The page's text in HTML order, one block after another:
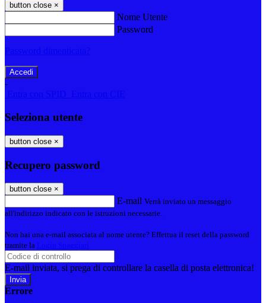
button close ×
Nome Utente
Password
-
Seleziona utente
button close ×
Recupero password
button close ×
E-mail Verrà inviato un messaggio
all'indirizzo indicato con le istruzioni necessarie.
Non hai una e-mail associata al nome utente? Effettua il reset della password
tramite la
E-mail inviata, si prega di controllare la casella di posta elettronica!
Errore